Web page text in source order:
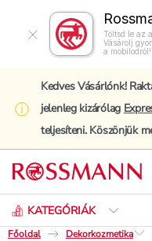
Töltsd le az
Vásárolj
a mobilodról!
Kedves Vásárlónk!
jelenleg kizárólag
teljesíteni. Köszönjük
KATEGÓRIÁK
Keresés
Főoldal
Dekorkozmetika